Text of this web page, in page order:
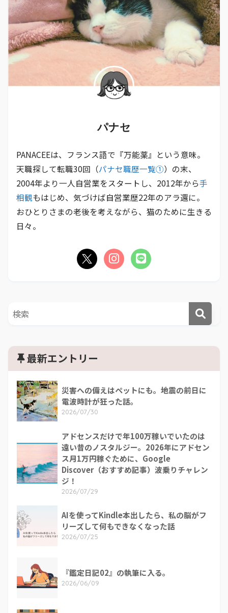
パナセ
PANACEEは、フランス語で『万能薬』という意味。
天職探して転職30回（パナセ職歴一覧①）の末、
2004年より一人自営業をスタートし、2012年から手
相観もはじめ、気づけば自営業歴22年のアラ還に。
おひとりさまの老後を考えながら、猫のために生きる
日々。
最新エントリー
災害への備えはペットにも。地震の前日に
電波時計が狂った話。
2026/07/30
アドセンスだけで年100万稼いでいたのは
遠い昔のノスタルジー。2026年にアドセン
ス月1万円稼ぐために、Google
Discover（おすすめ記事）波乗りチャレン
ジ！
2026/07/29
AIを使ってKindle本出したら、私の脳がフ
リーズして何もできなくなった話
2026/07/25
『鑑定日記02』の執筆に入る。
2026/06/09